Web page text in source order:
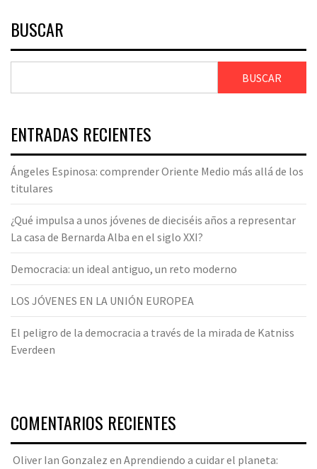
BUSCAR
BUSCAR
ENTRADAS RECIENTES
Ángeles Espinosa: comprender Oriente Medio más allá de los
titulares
¿Qué impulsa a unos jóvenes de dieciséis años a representar
La casa de Bernarda Alba en el siglo XXI?
Democracia: un ideal antiguo, un reto moderno
LOS JÓVENES EN LA UNIÓN EUROPEA
El peligro de la democracia a través de la mirada de Katniss
Everdeen
COMENTARIOS RECIENTES
Oliver Ian Gonzalez en Aprendiendo a cuidar el planeta: